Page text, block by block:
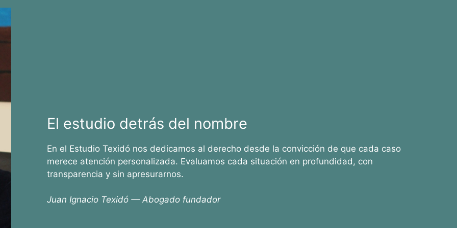
El estudio detrás del nombre
En el Estudio Texidó nos dedicamos al derecho desde la convicción de que cada caso
merece atención personalizada. Evaluamos cada situación en profundidad, con
transparencia y sin apresurarnos.
Juan Ignacio Texidó — Abogado fundador